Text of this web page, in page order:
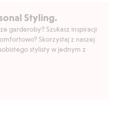
Styling.
garderoby? Szukasz inspiracji
Skorzystaj z naszej
stylisty w jednym z